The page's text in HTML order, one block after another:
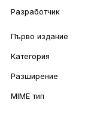
Разработчик
Първо издание
Категория
Разширение
MIME тип